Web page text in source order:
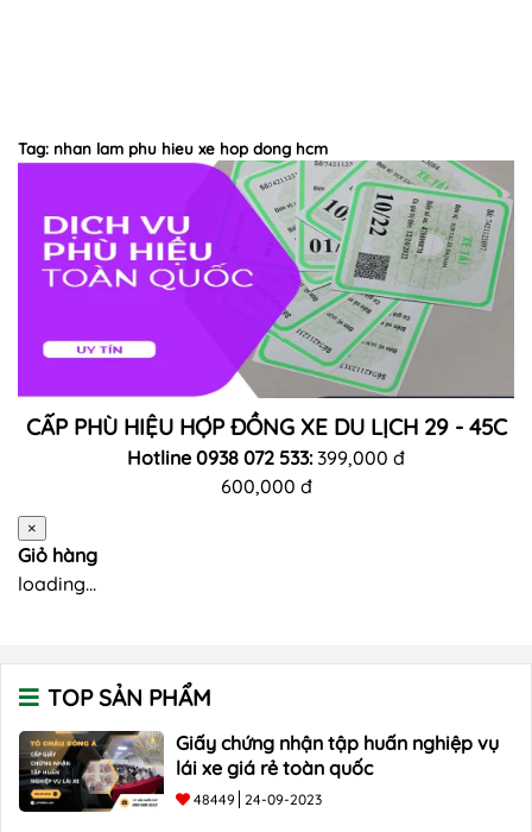
Tag: nhan lam phu hieu xe hop dong hcm
CẤP PHÙ HIỆU HỢP ĐỒNG XE DU LỊCH 29 - 45C
Hotline 0938 072 533:399,000 đ
600,000 đ
×
Giỏ hàng
loading...
TOP SẢN PHẨM
Giấy chứng nhận tập huấn nghiệp vụ
lái xe giá rẻ toàn quốc
48449 24-09-2023